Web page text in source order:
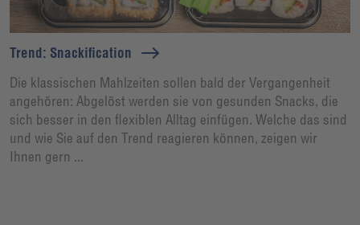
Trend: Snackification
Die klassischen Mahlzeiten sollen bald der Vergangenheit
angehören: Abgelöst werden sie von gesunden Snacks, die
sich besser in den flexiblen Alltag einfügen. Welche das sind
und wie Sie auf den Trend reagieren können, zeigen wir
Ihnen gern ...